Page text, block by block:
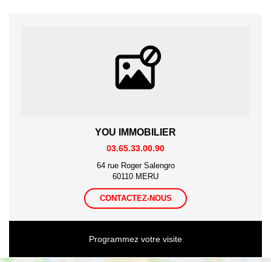
YOU IMMOBILIER
03.65.33.00.90
64 rue Roger Salengro
60110 MERU
CONTACTEZ-NOUS
Programmez votre visite